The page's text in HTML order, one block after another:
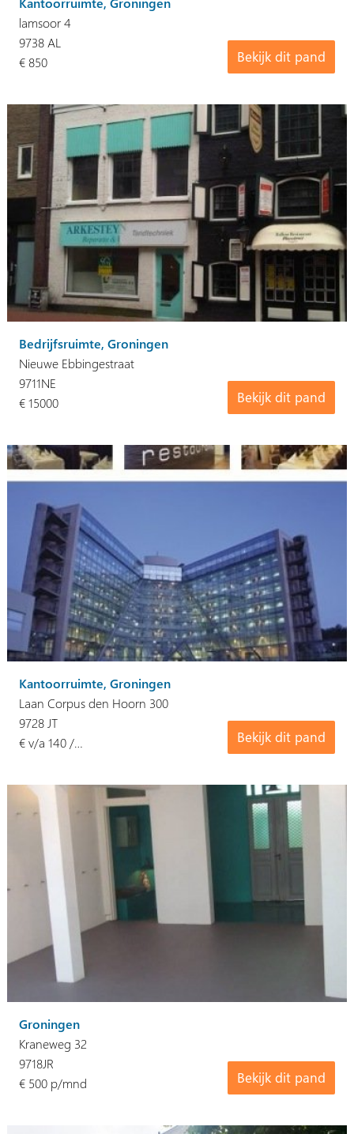
lamsoor 4
Bekijk dit pand
9738 AL
€ 850
Bedrijfsruimte, Groningen
Nieuwe Ebbingestraat
Bekijk dit pand
9711NE
€ 15000
Kantoorruimte, Groningen
Laan Corpus den Hoorn 300
Bekijk dit pand
9728 JT
€ v/a 140 /…
Groningen
Kraneweg 32
Bekijk dit pand
9718JR
€ 500 p/mnd